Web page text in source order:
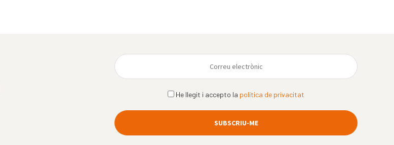
He llegit i accepto la política de privacitat